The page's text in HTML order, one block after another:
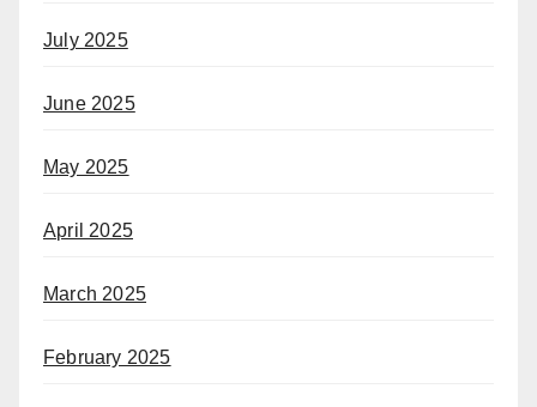
July 2025
June 2025
May 2025
April 2025
March 2025
February 2025